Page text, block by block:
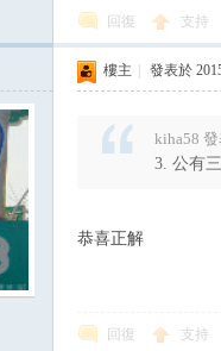
回復 支持
樓主 發表於
kiha58
3. 公有
恭喜正解
回復 支持